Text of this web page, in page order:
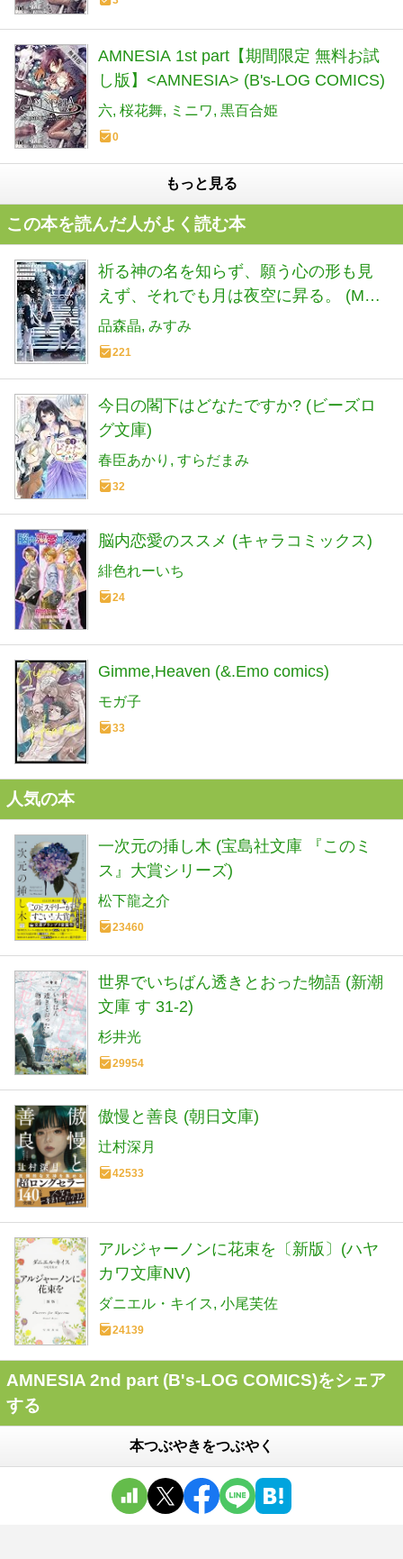
AMNESIA 1st part【期間限定 無料お試
し版】<AMNESIA> (B's-LOG COMICS)
六 桜花舞 ミニワ 黒百合姫
0
もっと見る
この本を読んだ人がよく読む本
祈る神の名を知らず、願う心の形も見
えず、それでも月は夜空に昇る。 (MF
文庫J)
品森晶 みすみ
221
今日の閣下はどなたですか? (ビーズロ
グ文庫)
春臣あかり すらだまみ
32
脳内恋愛のススメ (キャラコミックス)
緋色れーいち
24
Gimme,Heaven (&.Emo comics)
モガ子
33
人気の本
一次元の挿し木 (宝島社文庫 『このミ
ス』大賞シリーズ)
松下龍之介
23460
世界でいちばん透きとおった物語 (新潮
文庫 す 31-2)
杉井光
29954
傲慢と善良 (朝日文庫)
辻村深月
42533
アルジャーノンに花束を〔新版〕(ハヤ
カワ文庫NV)
ダニエル・キイス 小尾芙佐
24139
AMNESIA 2nd part (B's-LOG COMICS)をシェア
する
本つぶやきをつぶやく